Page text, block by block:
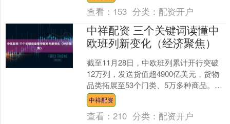
查看： 153 分类： 配资开户
中祥配资 三个关键词读懂中
欧班列新变化（经济聚焦）
截至11月28日，中欧班列累计开行突破
12万列，发送货值超4900亿美元，货物
品类拓展至53个门类、5万多种商品。今
年以来，中欧班列开行呈现哪些新变
化？通道网络....
中祥配资
查看：210 分类： 配资开户